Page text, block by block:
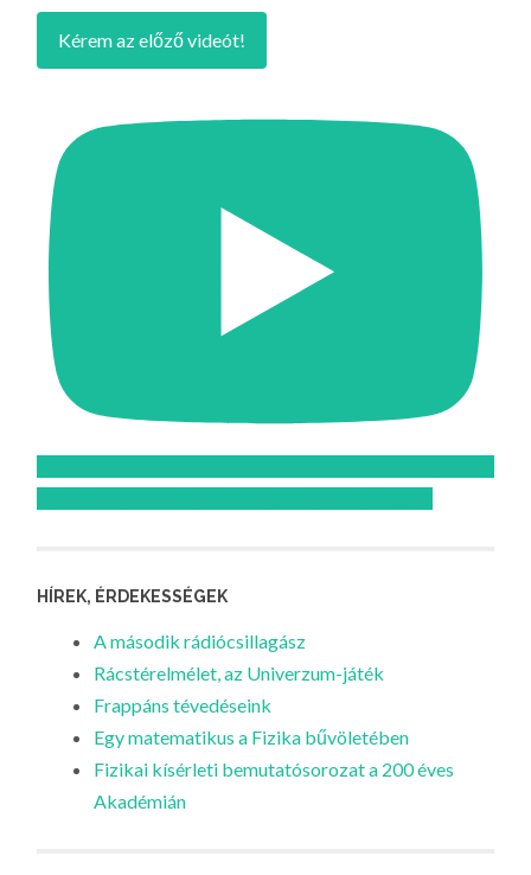
Kérem az előző videót!
HÍREK, ÉRDEKESSÉGEK
A második rádiócsillagász
Rácstérelmélet, az Univerzum-játék
Frappáns tévedéseink
Egy matematikus a Fizika bűvöletében
Fizikai kísérleti bemutatósorozat a 200 éves
Akadémián